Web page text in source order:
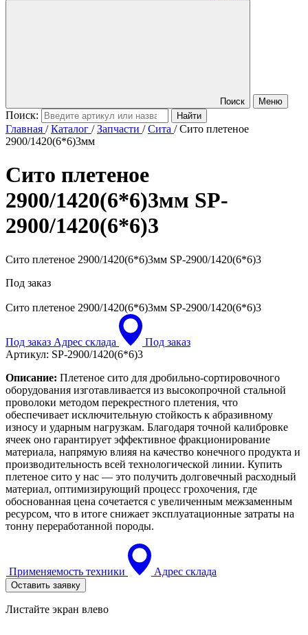
Поиск Меню
Поиск:
Главная /Каталог /Запчасти /Сита /Сито плетеное
2900/1420(6*6)3мм
Сито плетеное
2900/1420(6*6)3мм SP-
2900/1420(6*6)3
Сито плетеное 2900/1420(6*6)3мм SP-2900/1420(6*6)3
Под заказ
Сито плетеное 2900/1420(6*6)3мм SP-2900/1420(6*6)3
Под заказ Адрес склада
Под заказ
Артикул: SP-2900/1420(6*6)3
Описание: Плетеное сито для дробильно-сортировочного
оборудования изготавливается из высокопрочной стальной
проволоки методом перекрестного плетения, что
обеспечивает исключительную стойкость к абразивному
износу и ударным нагрузкам. Благодаря точной калибровке
ячеек оно гарантирует эффективное фракционирование
материала, напрямую влияя на качество конечного продукта и
производительность всей технологической линии. Купить
плетеное сито у нас — это получить долговечный расходный
материал, оптимизирующий процесс грохочения, где
обоснованная цена сочетается с увеличенным межзаменным
ресурсом, что в итоге снижает эксплуатационные затраты на
тонну переработанной породы.
Применяемость техники Адрес склада
Оставить заявку
Листайте экран влево